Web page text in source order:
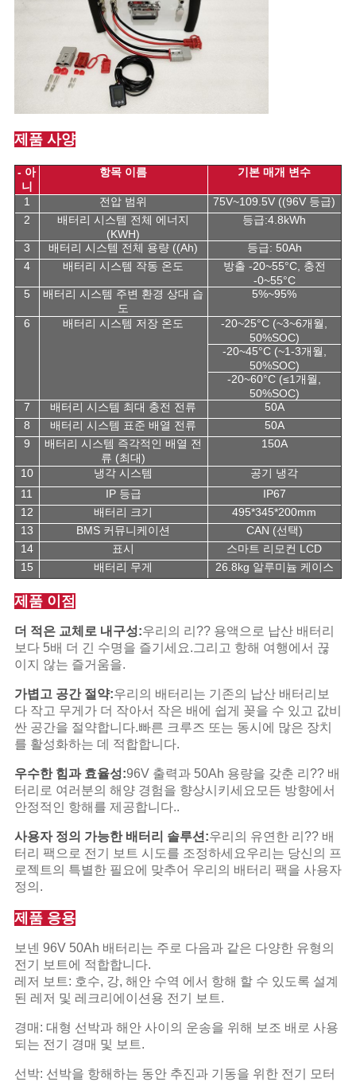
제품 사양
- 아
니
항목 이름 기본 매개 변수
1 전압 범위
75V~109.5V ((96V 등급)
2
배터리 시스템 전체 에너지
(KWH)
등급:4.8kWh
3 배터리 시스템 전체 용량 ((Ah)
등급: 50Ah
4
배터리 시스템 작동 온도
방출 -20~55°C, 충전
-0~55°C
5
배터리 시스템 주변 환경 상대 습
도
5%~95%
6 배터리 시스템 저장 온도
-20~25°C (~3~6개월,
50%SOC)
-20~45°C (~1-3개월,
50%SOC)
-20~60°C (≤1개월,
50%SOC)
7
배터리 시스템 최대 충전 전류
50A
8
배터리 시스템 표준 배열 전류
50A
9
배터리 시스템 즉각적인 배열 전
류 (최대)
150A
10 냉각 시스템
공기 냉각
11
IP 등급
IP67
12
배터리 크기
495*345*200mm
13
BMS 커뮤니케이션
CAN (선택)
14
표시
스마트 리모컨 LCD
15
배터리 무게 26.8kg 알루미늄 케이스
제품 이점
더 적은 교체로 내구성:우리의 리?? 용액으로 납산 배터리
보다 5배 더 긴 수명을 즐기세요.그리고 항해 여행에서 끊
이지 않는 즐거움을.
가볍고 공간 절약:우리의 배터리는 기존의 납산 배터리보
다 작고 무게가 더 작아서 작은 배에 쉽게 꽂을 수 있고 값비
싼 공간을 절약합니다.빠른 크루즈 또는 동시에 많은 장치
를 활성화하는 데 적합합니다.
우수한 힘과 효율성:96V 출력과 50Ah 용량을 갖춘 리?? 배
터리로 여러분의 해양 경험을 향상시키세요모든 방향에서
안정적인 항해를 제공합니다..
사용자 정의 가능한 배터리 솔루션:우리의 유연한 리?? 배
터리 팩으로 전기 보트 시도를 조정하세요우리는 당신의 프
로젝트의 특별한 필요에 맞추어 우리의 배터리 팩을 사용자
정의.
제품 응용
보넨 96V 50Ah 배터리는 주로 다음과 같은 다양한 유형의
전기 보트에 적합합니다.
레저 보트: 호수, 강, 해안 수역 에서 항해 할 수 있도록 설계
된 레저 및 레크리에이션용 전기 보트.
경매: 대형 선박과 해안 사이의 운송을 위해 보조 배로 사용
되는 전기 경매 및 보트.
선박: 선박을 항해하는 동안 추진과 기동을 위한 전기 모터